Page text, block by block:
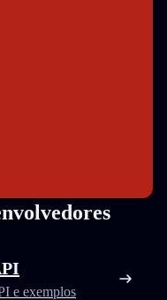
e exemplos